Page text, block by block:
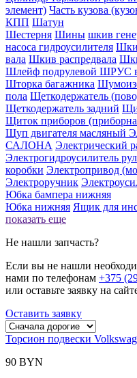
элемент) Часть кузова
КПП Шатун
Шестерня Шины шкив
насоса гидроусилителя
вала Шкив распредвала
Шлейф подрулевой ШРУС
Шторка багажника
пола Щеткодержатель
Щеткодержатель задний
Щиток приборов
Щуп двигателя масляный
САЛОНА Электрический
Электрогидроусилитель
коробки Электропривод
Электроручник
Юбка бампера нижняя
Юбка нижняя Ящик для
показать еще
Не нашли запчасть?
Если вы не нашли
нами по телефонам +375
или оставьте заявку на
Оставить заявку
Торсион подвески
90 BYN